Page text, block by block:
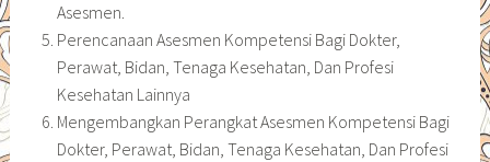
Asesmen.
Perencanaan Asesmen Kompetensi Bagi Dokter,
Perawat, Bidan, Tenaga Kesehatan, Dan Profesi
Kesehatan Lainnya
Mengembangkan Perangkat Asesmen Kompetensi Bagi
Dokter, Perawat, Bidan, Tenaga Kesehatan, Dan Profesi